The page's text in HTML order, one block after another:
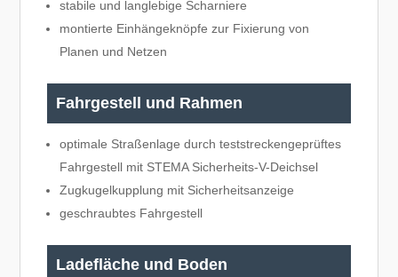
stabile und langlebige Scharniere
montierte Einhängeknöpfe zur Fixierung von
Planen und Netzen
Fahrgestell und Rahmen
optimale Straßenlage durch teststreckengeprüftes
Fahrgestell mit STEMA Sicherheits-V-Deichsel
Zugkugelkupplung mit Sicherheitsanzeige
geschraubtes Fahrgestell
Ladefläche und Boden